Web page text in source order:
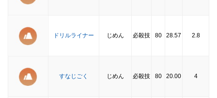
ドリルライナー じめん 必殺技 80 28.57 2.8
すなじごく じめん 必殺技 80 20.00 4